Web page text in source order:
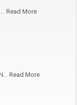
Read More
Read More